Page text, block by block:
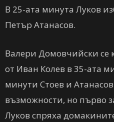
В 25-ата минута Луков
Петър Атанасов.
Валери Домовчийски се
от Иван Колев в 35-ата
минути Стоев и
възможности, но първо
Луков спряха